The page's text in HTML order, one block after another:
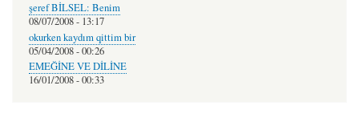
şeref BİLSEL: Benim
08/07/2008 - 13:17
okurken kaydım qittim bir
05/04/2008 - 00:26
EMEĞİNE VE DİLİNE
16/01/2008 - 00:33